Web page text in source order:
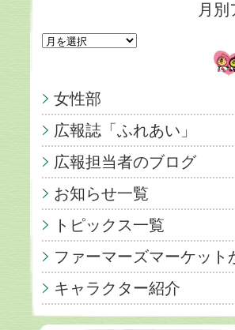
月
女性部
広報誌「ふれあい」
広報担当者のブログ
お知らせ一覧
トピックス一覧
ファーマーズマーケット
キャラクター紹介